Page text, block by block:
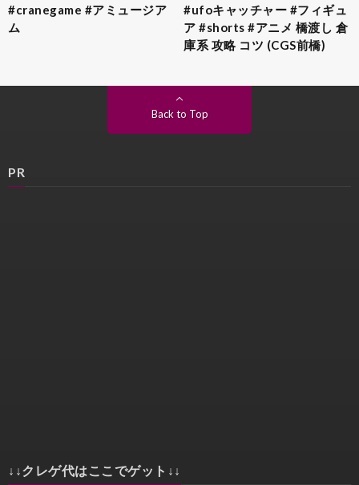
#cranegame #アミュージア
ム
#ufoキャッチャー #フィギュ
ア #shorts #アニメ 橋渡し 倉
庫系 攻略 コツ (CGS前橋)
Back to Top
PR
↓↓クレゲ代はここでゲット↓↓